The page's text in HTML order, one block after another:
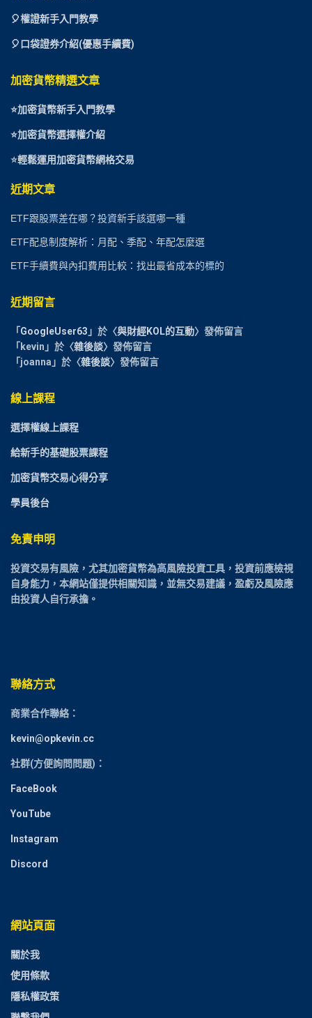
🎈權證新手入門教學
🎈口袋證券介紹(優惠手續費)
加密貨幣精選文章
⭐加密貨幣新手入門教學
⭐加密貨幣選擇權介紹
⭐輕鬆運用加密貨幣網格交易
近期文章
ETF跟股票差在哪？投資新手該選哪一種
ETF配息制度解析：月配、季配、年配怎麼選
ETF手續費與內扣費用比較：找出最省成本的標的
近期留言
「 GoogleUser63 」於〈與財經KOL的互動〉發佈留言
「 kevin 」於〈雜後談〉發佈留言
「 joanna 」於〈雜後談〉發佈留言
線上課程
選擇權線上課程
給新手的基礎股票課程
加密貨幣交易心得分享
學員後台
免責申明
投資交易有風險，尤其加密貨幣為高風險投資工具，投資前應檢視
自身能力，本網站僅提供相關知識，並無交易建議，盈虧及風險應
由投資人自行承擔。
聯絡方式
商業合作聯絡：
kevin@opkevin.cc
社群(方便詢問問題)：
FaceBook
YouTube
Instagram
Discord
網站頁面
關於我
使用條款
隱私權政策